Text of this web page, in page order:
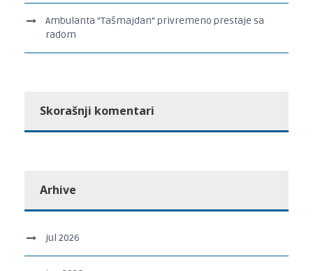
Ambulanta “Tašmajdan“ privremeno prestaje sa
radom
Skorašnji komentari
Arhive
jul 2026